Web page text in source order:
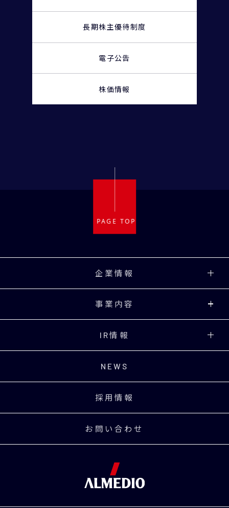
長期株主優待制度
電子公告
株価情報
企業情報
事業内容
IR情報
NEWS
採用情報
お問い合わせ